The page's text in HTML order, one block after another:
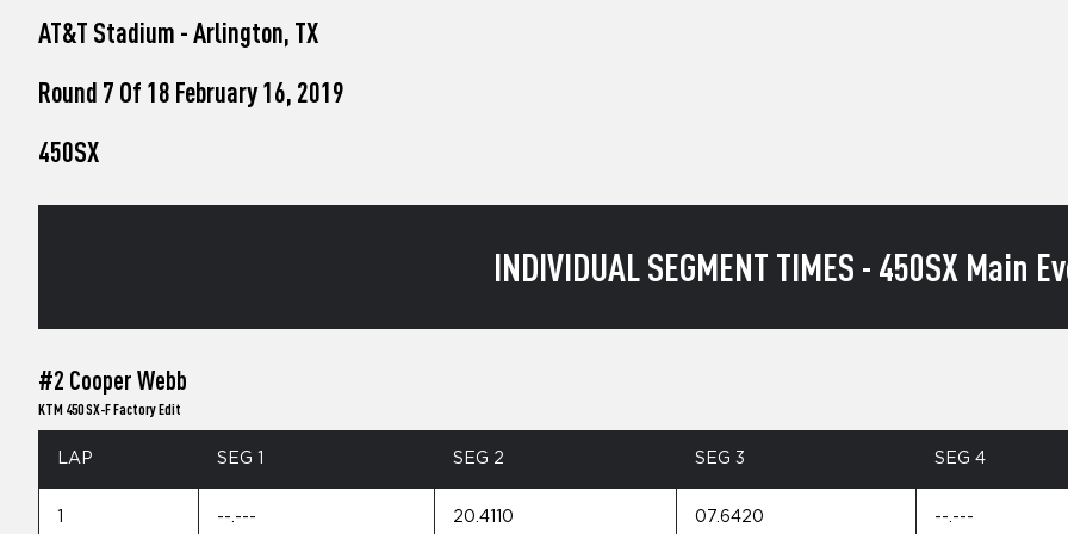
screen
Press
AT&T Stadium - Arlington, TX
Round 7 Of 18 February 16, 2019
450SX
INDIVIDUAL SEGMENT TIMES - 450SX Main
#2 Cooper Webb
KTM 450 SX-F Factory Edit
LAP SEG 1 SEG 2 SEG 3 SEG 4
--.--- 20.4110 07.6420 --.---